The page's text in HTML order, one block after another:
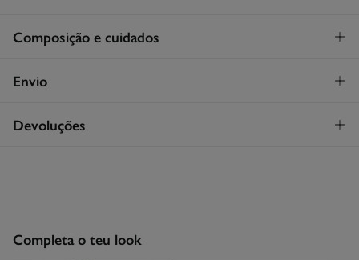
Composição e cuidados
Composição
Cuidados
Proibido limpeza a seco
Envio
STANDARD
Devoluções
Completa o teu look